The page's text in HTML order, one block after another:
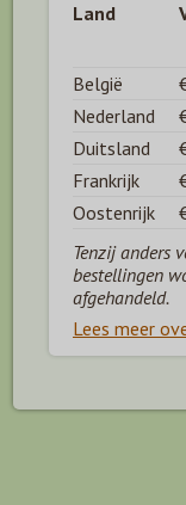
Land
België
Nederland
Duitsland
Frankrijk
Oostenrijk
Tenzij anders
bestellingen
afgehandeld.
Lees meer